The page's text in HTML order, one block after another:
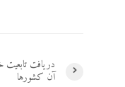
دریافت
آن کشورها